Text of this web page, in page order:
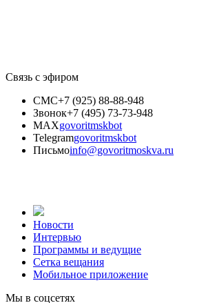
Связь с эфиром
СМС+7 (925) 88-88-948
Звонок+7 (495) 73-73-948
MAXgovoritmskbot
Telegramgovoritmskbot
Письмоinfo@govoritmoskva.ru
Новости
Интервью
Программы и ведущие
Сетка вещания
Мобильное приложение
Мы в соцсетях